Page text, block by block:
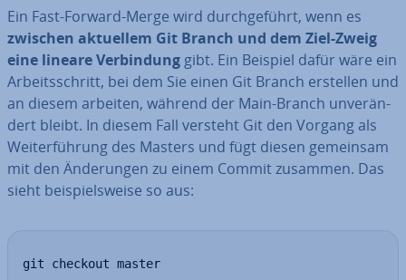
Ein Fast-Forward-Merge wird durch­ge­führt, wenn es
zwischen aktuellem Git Branch und dem Ziel-Zweig
eine lineare Ver­bin­dung gibt. Ein Beispiel dafür wäre ein
Ar­beits­schritt, bei dem Sie einen Git Branch erstellen und
an diesem arbeiten, während der Main-Branch un­ver­än­
dert bleibt. In diesem Fall versteht Git den Vorgang als
Wei­ter­füh­rung des Masters und fügt diesen gemeinsam
mit den Än­de­run­gen zu einem Commit zusammen. Das
sieht bei­spiels­wei­se so aus:
git checkout master